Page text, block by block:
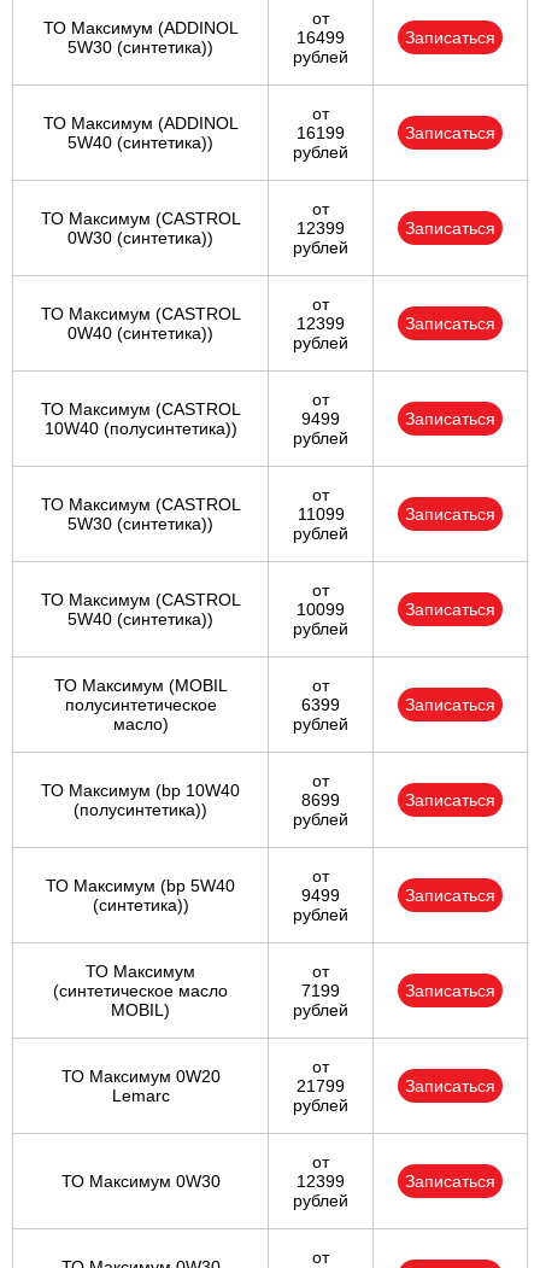
ТО Максимум (ADDINOL
5W30 (синтетика))
от
16499
рублей
Записаться
ТО Максимум (ADDINOL
5W40 (синтетика))
от
16199
рублей
Записаться
ТО Максимум (CASTROL
0W30 (синтетика))
от
12399
рублей
Записаться
ТО Максимум (CASTROL
0W40 (синтетика))
от
12399
рублей
Записаться
ТО Максимум (CASTROL
10W40 (полусинтетика))
от
9499
рублей
Записаться
ТО Максимум (CASTROL
5W30 (синтетика))
от
11099
рублей
Записаться
ТО Максимум (CASTROL
5W40 (синтетика))
от
10099
рублей
Записаться
ТО Максимум (MOBIL
полуcинтетическое
масло)
от
6399
рублей
Записаться
ТО Максимум (bp 10W40
(полусинтетика))
от
8699
рублей
Записаться
ТО Максимум (bp 5W40
(синтетика))
от
9499
рублей
Записаться
ТО Максимум
(cинтетическое масло
MOBIL)
от
7199
рублей
Записаться
ТО Максимум 0W20
Lemarc
от
21799
рублей
Записаться
ТО Максимум 0W30
от
12399
рублей
Записаться
от